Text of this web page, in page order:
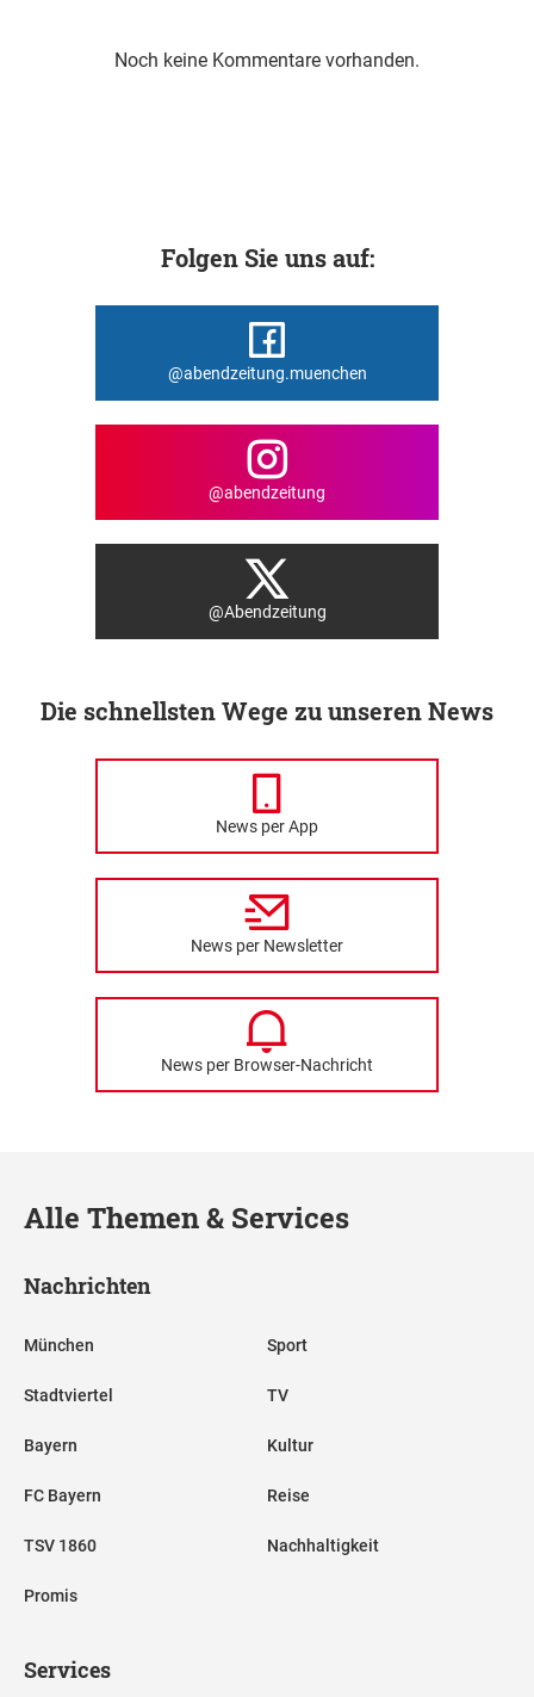
Noch keine Kommentare vorhanden.
Folgen Sie uns auf:
@abendzeitung.muenchen
@abendzeitung
@Abendzeitung
Die schnellsten Wege zu unseren News
News per App
News per Newsletter
News per Browser-Nachricht
Alle Themen & Services
Nachrichten
München
Stadtviertel
Bayern
FC Bayern
TSV 1860
Promis
Sport
TV
Kultur
Reise
Nachhaltigkeit
Services